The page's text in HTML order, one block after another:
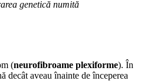
genetică numită
(neurofibroame plexiforme). În
decât aveau înainte de începerea